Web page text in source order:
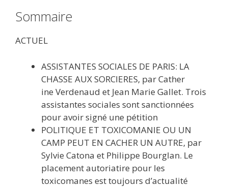
Sommaire
ACTUEL
ASSISTANTES SOCIALES DE PARIS: LA
CHASSE AUX SORCIERES, par Cather
ine Verdenaud et Jean Marie Gallet. Trois
assistantes sociales sont sanctionnées
pour avoir signé une pétition
POLITIQUE ET TOXICOMANIE OU UN
CAMP PEUT EN CACHER UN AUTRE, par
Sylvie Catona et Philippe Bourglan. Le
placement autoriatire pour les
toxicomanes est toujours d’actualité